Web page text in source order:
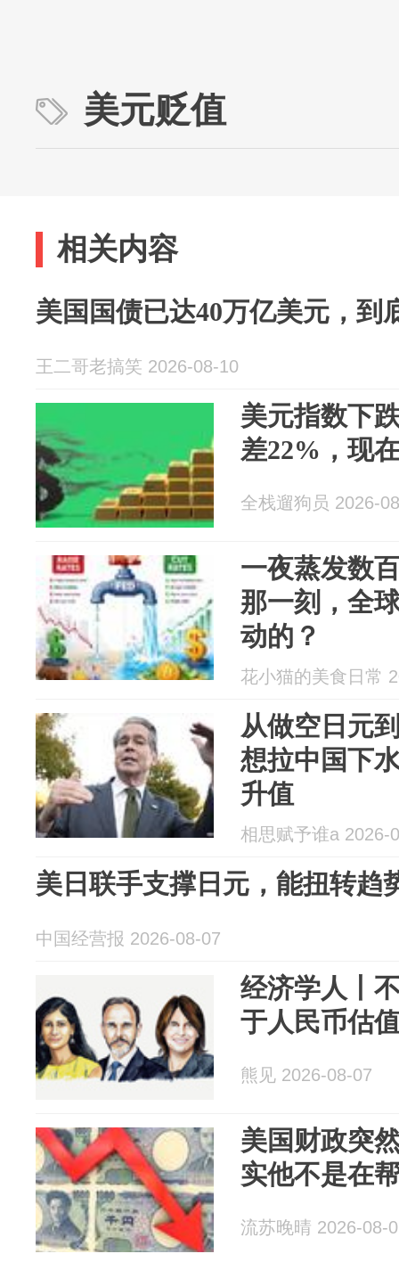
美元贬值
相关内容
美国国债已达40万亿美元，到
王二哥老搞笑 2026-08-10
美元指数下
差22%，现
全栈遛狗员 2026-
一夜蒸发数
那一刻，全
动的？
花小猫的美食日常
从做空日元
想拉中国下
升值
相思赋予谁a 2026-
美日联手支撑日元，能扭转趋
中国经营报 2026-08-07
经济学人丨
于人民币估
熊见 2026-08-07
美国财政突
实他不是在
流苏晚晴 2026-08-